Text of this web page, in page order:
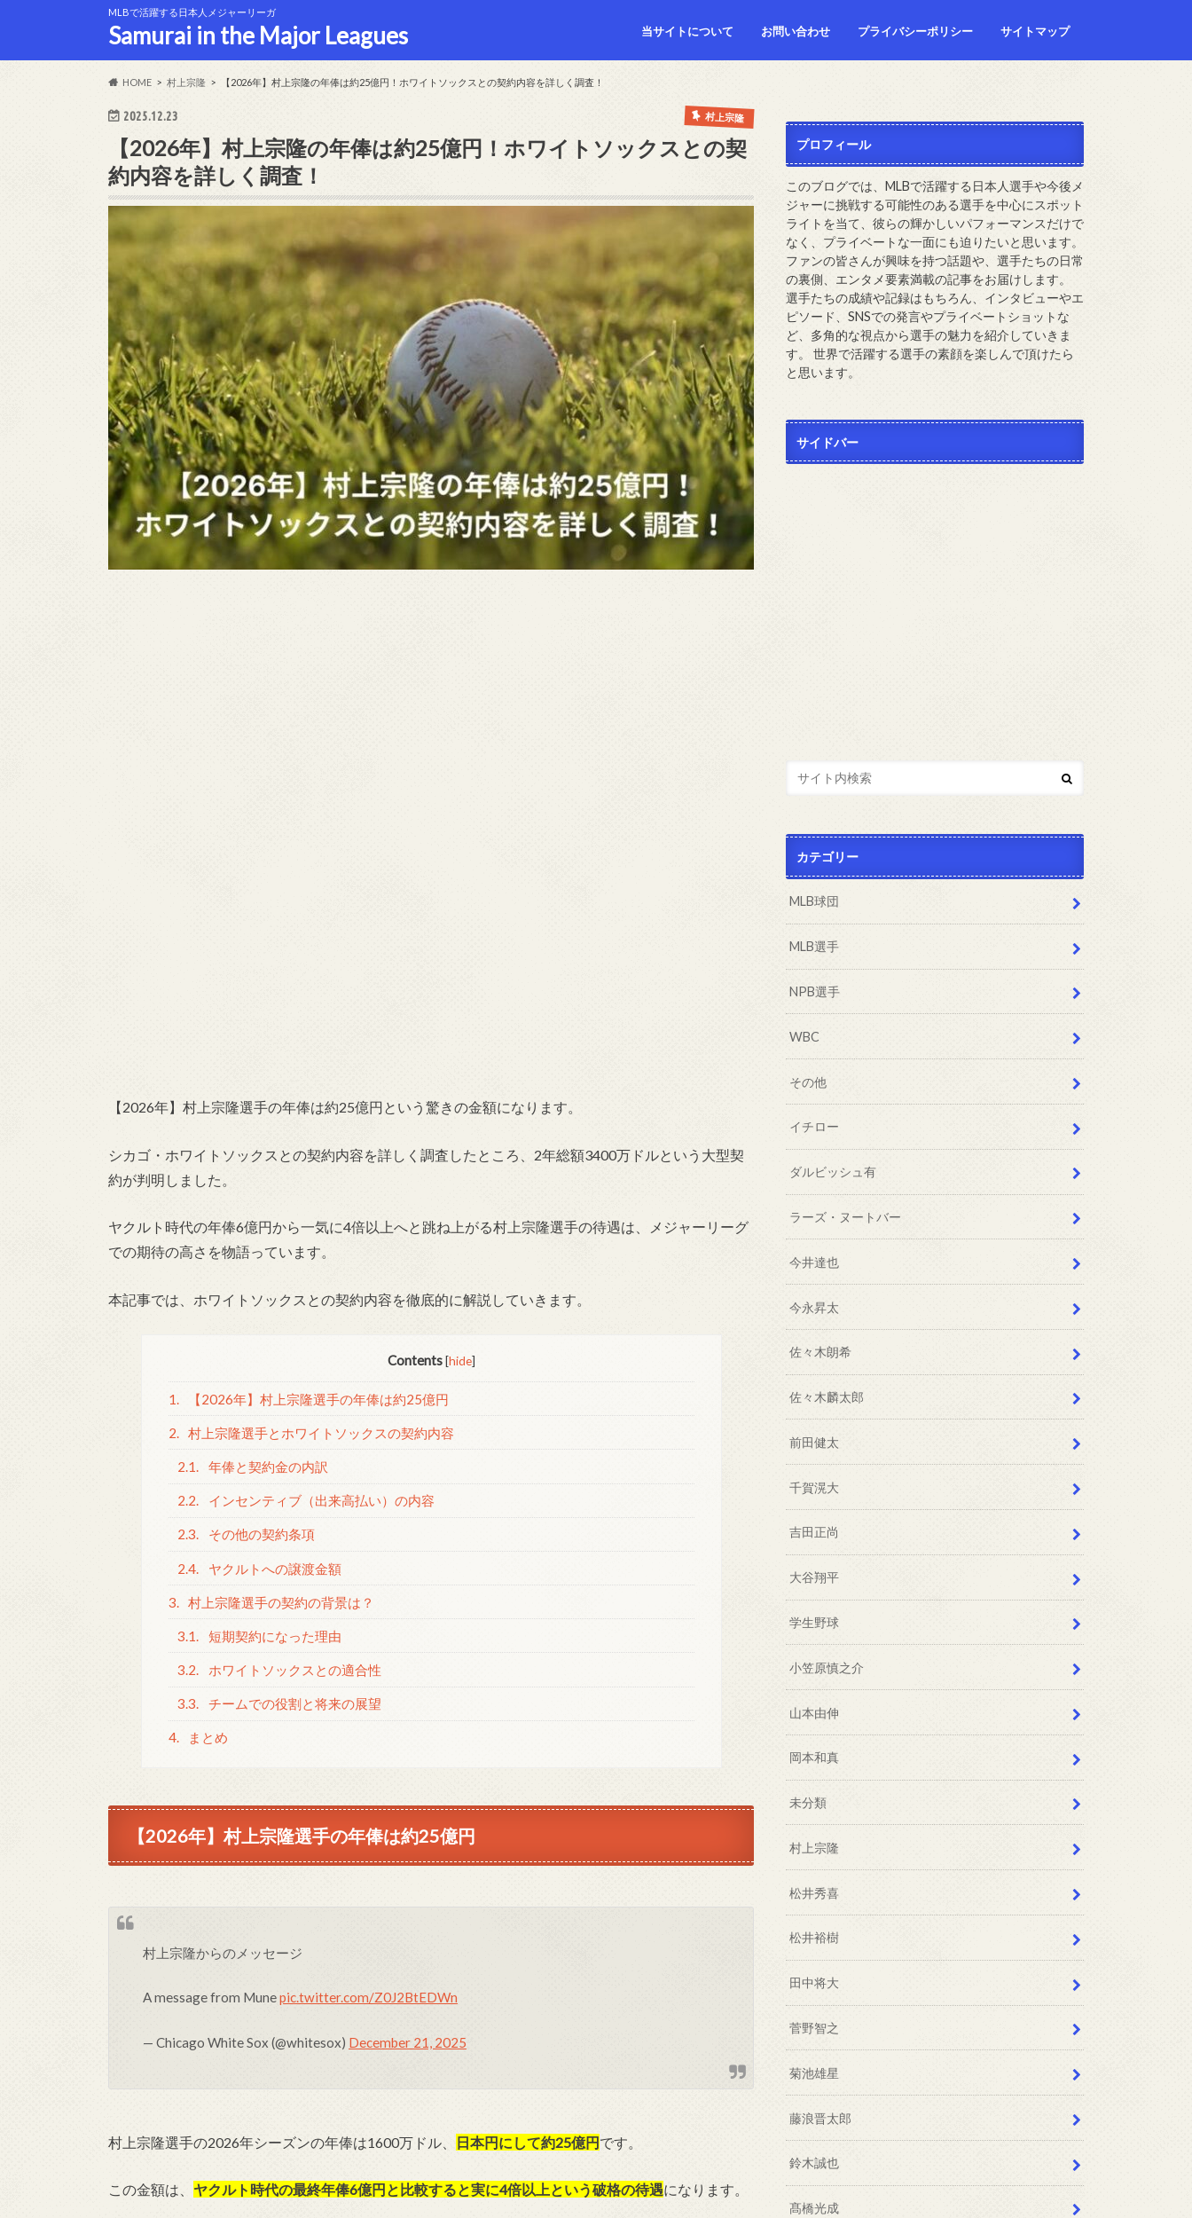
MLBで活躍する日本人メジャーリーガ
Samurai in the Major Leagues 当サイトについて お問い合わせ プライバシーポリシー サイトマップ
HOME 村上宗隆 【2026年】村上宗隆の年俸は約25億円！ホワイトソックスとの契約内容を詳しく調査！
2025.12.23 村上宗隆
【2026年】村上宗隆の年俸は約25億円！ホワイトソックスとの契
約内容を詳しく調査！
【2026年】村上宗隆選手の年俸は約25億円という驚きの金額になります。
シカゴ・ホワイトソックスとの契約内容を詳しく調査したところ、2年総額3400万ドルという大型契
約が判明しました。
ヤクルト時代の年俸6億円から一気に4倍以上へと跳ね上がる村上宗隆選手の待遇は、メジャーリーグ
での期待の高さを物語っています。
本記事では、ホワイトソックスとの契約内容を徹底的に解説していきます。
Contents [hide]
1. 【2026年】村上宗隆選手の年俸は約25億円
2. 村上宗隆選手とホワイトソックスの契約内容
2.1. 年俸と契約金の内訳
2.2. インセンティブ（出来高払い）の内容
2.3. その他の契約条項
2.4. ヤクルトへの譲渡金額
3. 村上宗隆選手の契約の背景は？
3.1. 短期契約になった理由
3.2. ホワイトソックスとの適合性
3.3. チームでの役割と将来の展望
4. まとめ
【2026年】村上宗隆選手の年俸は約25億円
村上宗隆からのメッセージ
A message from Munepic.twitter.com/Z0J2BtEDWn
— Chicago White Sox (@whitesox) December 21, 2025
村上宗隆選手の2026年シーズンの年俸は1600万ドル、 日本円にして約25億円です。
この金額は、 ヤクルト時代の最終年俸6億円と比較すると実に4倍以上という破格の待遇になります。
プロフィール
このブログでは、MLBで活躍する日本人選手や今後メ
ジャーに挑戦する可能性のある選手を中心にスポット
ライトを当て、彼らの輝かしいパフォーマンスだけで
なく、プライベートな一面にも迫りたいと思います。
ファンの皆さんが興味を持つ話題や、選手たちの日常
の裏側、エンタメ要素満載の記事をお届けします。
選手たちの成績や記録はもちろん、インタビューやエ
ピソード、SNSでの発言やプライベートショットな
ど、多角的な視点から選手の魅力を紹介していきま
す。 世界で活躍する選手の素顔を楽しんで頂けたら
と思います。
サイドバー
カテゴリー
MLB球団
MLB選手
NPB選手
WBC
その他
イチロー
ダルビッシュ有
ラーズ・ヌートバー
今井達也
今永昇太
佐々木朗希
佐々木麟太郎
前田健太
千賀滉大
吉田正尚
大谷翔平
学生野球
小笠原慎之介
山本由伸
岡本和真
未分類
村上宗隆
松井秀喜
松井裕樹
田中将大
菅野智之
菊池雄星
藤浪晋太郎
鈴木誠也
髙橋光成